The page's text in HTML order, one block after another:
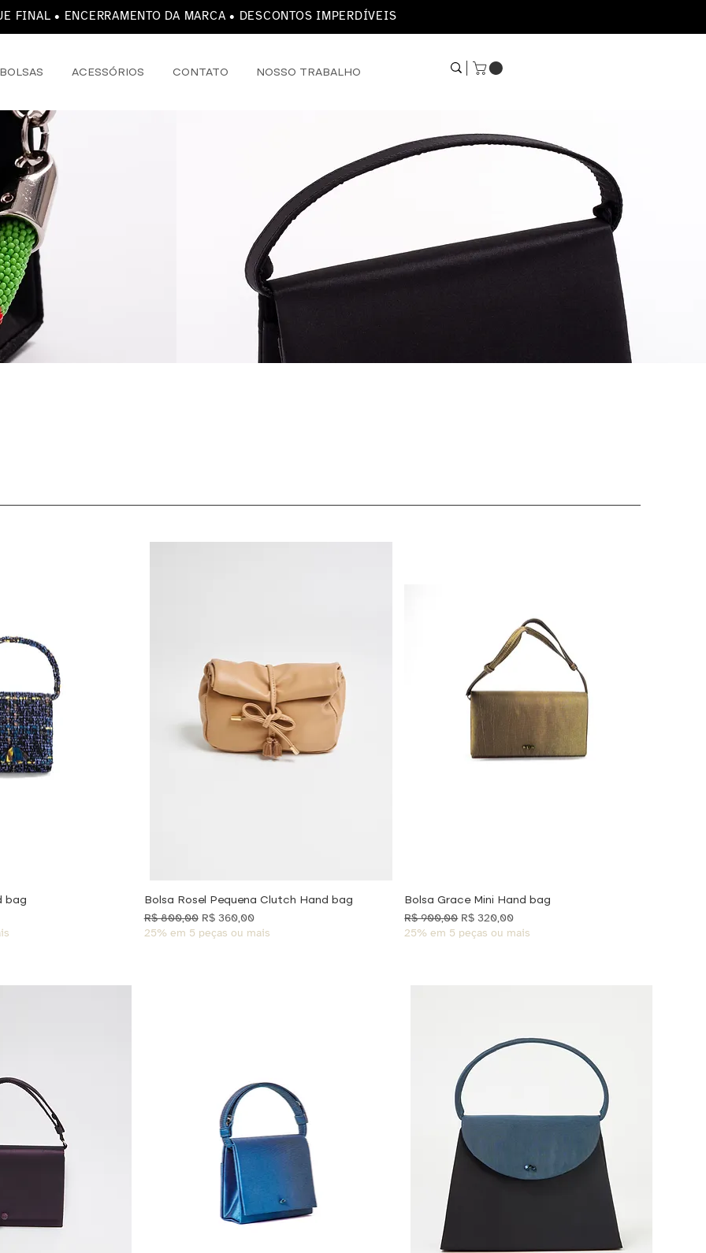
FINAL • ENCERRAMENTO DA MARCA • DESCONTOS IMPERDÍVEIS
BOLSAS ACESSÓRIOS CONTATO NOSSO TRABALHO
bag
Bolsa Rosel Pequena Clutch Hand bag
Preço normal
R$ 800,00 Preço promocional
R$ 360,00
25% em 5 peças ou mais
Bolsa Grace Mini Hand bag
Preço normal
R$ 900,00 Preço promocional
R$ 320,00
25% em 5 peças ou mais